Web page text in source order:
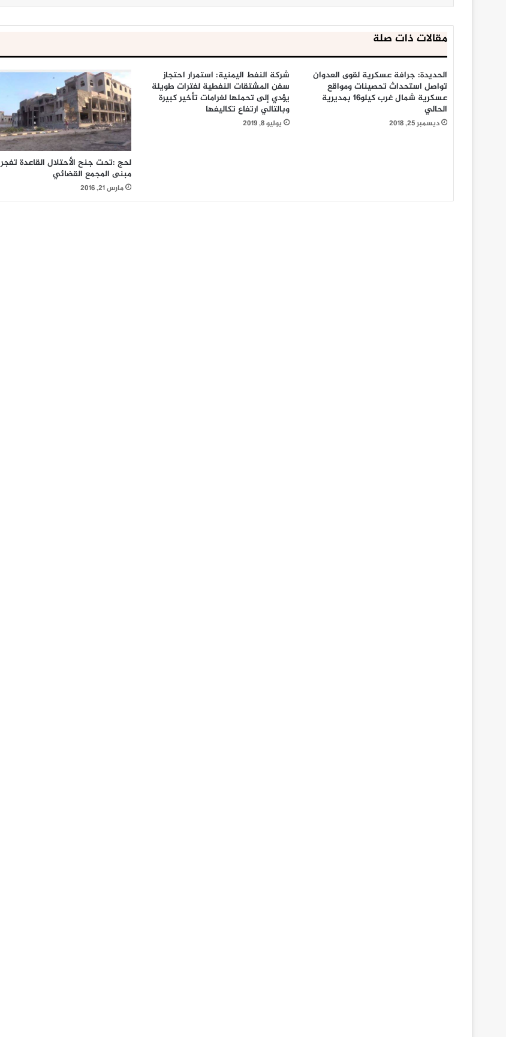
مقالات ذات صلة
الحديدة: جرافة عسكرية لقوى العدوان
تواصل استحداث تحصينات ومواقع
عسكرية شمال غرب كيلو16 بمديرية
الحالي
ديسمبر 25, 2018
شركة النفط اليمنية: استمرار احتجاز
سفن المشتقات النفطية لفترات طويلة
يؤدي إلى تحملها لغرامات تأخير كبيرة
وبالتالي ارتفاع تكاليفها
يوليو 8, 2019
لحج :تحت جنح الأحتلال القاعدة تفجر
مبنى المجمع القضائي
مارس 21, 2016